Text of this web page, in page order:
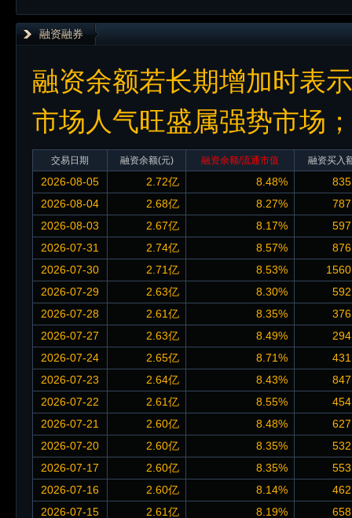
融资融券
融资余额若长期增加时表
市场人气旺盛属强势市场
交易日期 融资余额(元) 融资余额/流通市值 融资买入
2026-08-05 2.72亿 8.48%
2026-08-04
2.68亿 8.27%
2026-08-03
2.67亿 8.17%
2026-07-31
2.74亿 8.57%
2026-07-30
2.71亿 8.53%
2026-07-29
2.63亿 8.30%
2026-07-28
2.61亿 8.35%
2026-07-27
2.63亿 8.49%
2026-07-24
2.65亿 8.71%
2026-07-23
2.64亿 8.43%
2026-07-22
2.61亿 8.55%
2026-07-21
2.60亿 8.48%
2026-07-20
2.60亿 8.35%
2026-07-17
2.60亿 8.35%
2026-07-16
2.60亿 8.14%
2026-07-15
2.61亿 8.19%